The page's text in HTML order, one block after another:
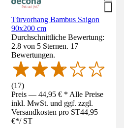
Türvorhang Bambus Saigon
90x200 cm
Durchschnittliche Bewertung:
2.8 von 5 Sternen. 17
Bewertungen.
(17)
Preis — 44,95 € * Alle Preise
inkl. MwSt. und ggf. zzgl.
Versandkosten pro ST44,95
€*/ ST